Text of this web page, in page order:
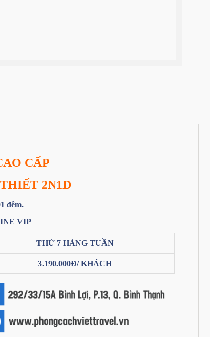
CẤP
2N1D
đêm.
VIP
THỨ 7 HÀNG TUẦN
3.190.000Đ/ KHÁCH